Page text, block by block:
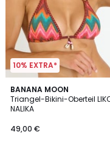
10% EXTRA*
BANANA MOON
Triangel-Bikini-Oberteil
NALIKA
49,00 €